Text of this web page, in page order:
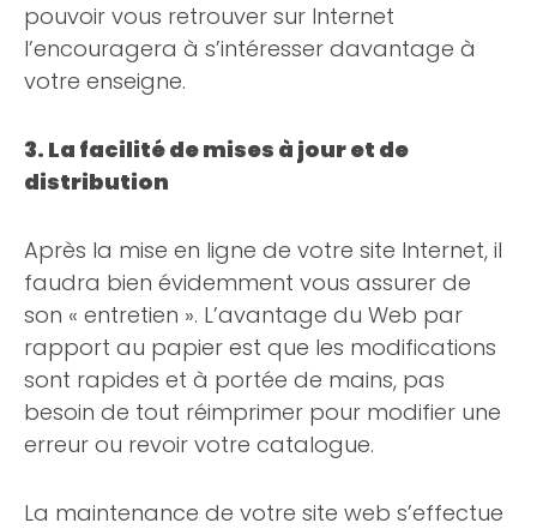
pouvoir vous retrouver sur Internet
l’encouragera à s’intéresser davantage à
votre enseigne.
3. La facilité de mises à jour et de
distribution
Après la mise en ligne de votre site Internet, il
faudra bien évidemment vous assurer de
son « entretien ». L’avantage du Web par
rapport au papier est que les modifications
sont rapides et à portée de mains, pas
besoin de tout réimprimer pour modifier une
erreur ou revoir votre catalogue.
La maintenance de votre site web s’effectue